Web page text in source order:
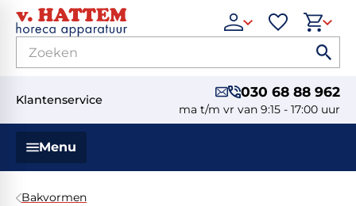
Klantenservice 030 68 88 962
ma t/m vr van 9:15 - 17:00 uur
Menu
Bakvormen